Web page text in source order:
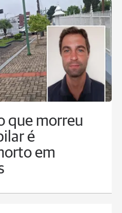
que morreu
é
em